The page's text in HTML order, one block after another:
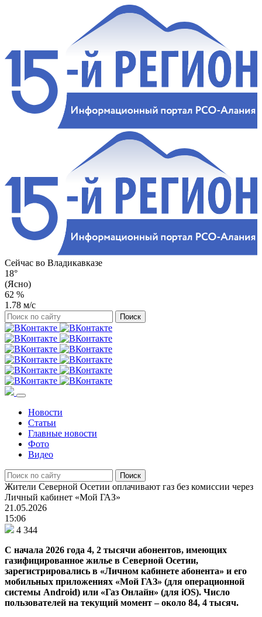
Сейчас во Владикавказе
18°
(Ясно)
62 %
1.78 м/с
Новости
Статьи
Главные новости
Фото
Видео
Жители Северной Осетии оплачивают газ без комиссии через
Личный кабинет «Мой ГАЗ»
21.05.2026
15:06
4 344
С начала 2026 года 4, 2 тысячи абонентов, имеющих
газифицированное жилье в Северной Осетии,
зарегистрировались в «Личном кабинете абонента» и его
мобильных приложениях «Мой ГАЗ» (для операционной
системы Android) или «Газ Онлайн» (для iOS). Число
пользователей на текущий момент – около 84, 4 тысяч.